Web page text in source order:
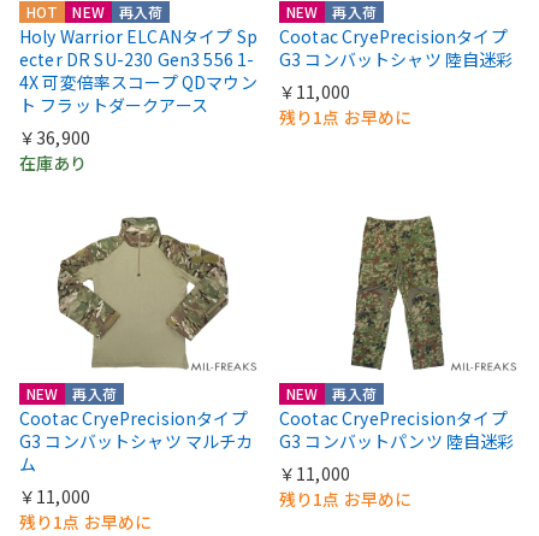
HOT NEW 再入荷
Holy Warrior ELCANタイプ Sp
ecter DR SU-230 Gen3 556 1-
4X 可変倍率スコープ QDマウン
ト フラットダークアース
￥36,900
在庫あり
NEW 再入荷
Cootac CryePrecisionタイプ
G3 コンバットシャツ 陸自迷彩
￥11,000
残り1点 お早めに
NEW 再入荷
Cootac CryePrecisionタイプ
G3 コンバットシャツ マルチカ
ム
￥11,000
残り1点 お早めに
NEW 再入荷
Cootac CryePrecisionタイプ
G3 コンバットパンツ 陸自迷彩
￥11,000
残り1点 お早めに